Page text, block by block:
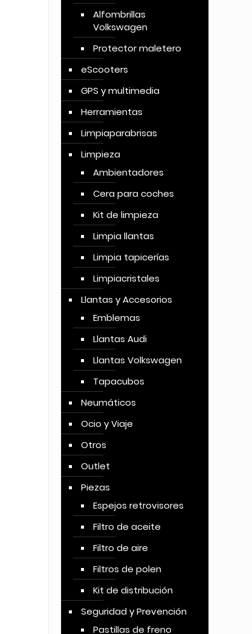
Alfombrillas
Volkswagen
Protector maletero
eScooters
GPS y multimedia
Herramientas
Limpiaparabrisas
Limpieza
Ambientadores
Cera para coches
Kit de limpieza
Limpia llantas
Limpia tapicerías
Limpiacristales
Llantas y Accesorios
Emblemas
Llantas Audi
Llantas Volkswagen
Tapacubos
Neumáticos
Ocio y Viaje
Otros
Outlet
Piezas
Espejos retrovisores
Filtro de aceite
Filtro de aire
Filtros de polen
Kit de distribución
Seguridad y Prevención
Pastillas de freno